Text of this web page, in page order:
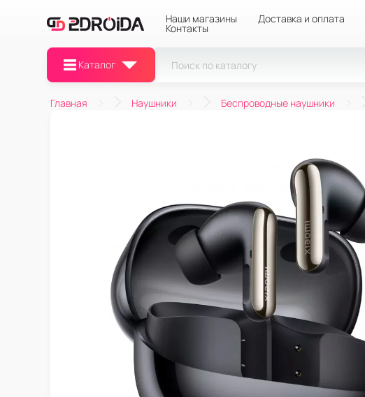
Наши магазины Доставка и оплата
Контакты
Каталог
Главная Наушники Беспроводные наушники